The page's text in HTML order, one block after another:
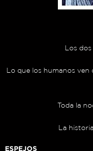
Los
Lo que los humanos ven
Toda la
La
ESPEJOS